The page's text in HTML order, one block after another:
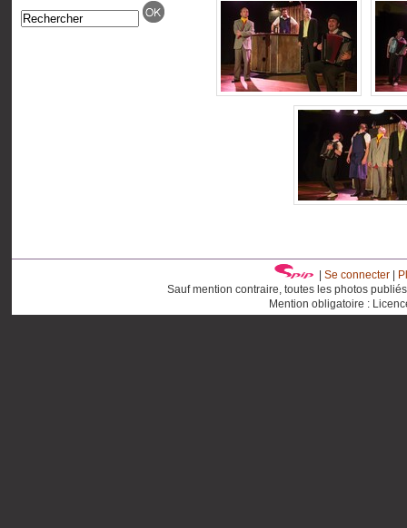
Se connecter|
Sauf mention contraire, toutes les photos
Mention obligatoire :